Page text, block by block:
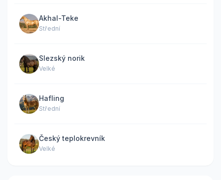
Akhal-Teke
Střední
Slezský norik
Velké
Hafling
Střední
Český teplokrevník
Velké